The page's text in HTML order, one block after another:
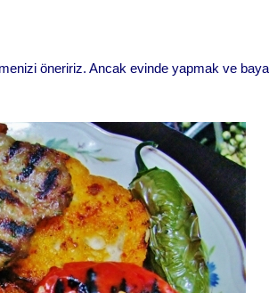
öneririz. Ancak evinde yapmak ve